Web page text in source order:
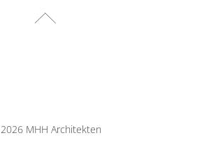
2026 MHH Architekten